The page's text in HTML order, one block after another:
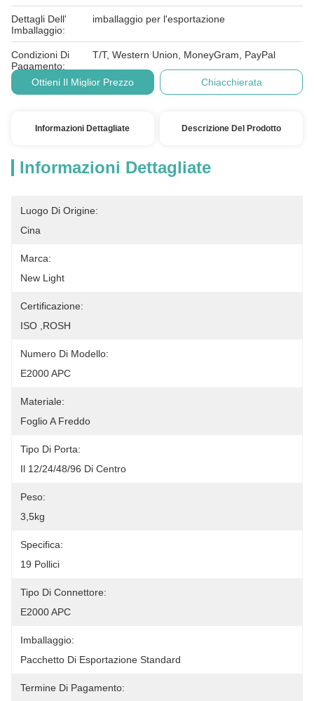
Dettagli Dell'
Imballaggio:
imballaggio per l'esportazione
Condizioni Di
Pagamento:
T/T, Western Union, MoneyGram, PayPal
Ottieni Il Miglior Prezzo Chiacchierata
Informazioni Dettagliate Descrizione Del Prodotto
Informazioni Dettagliate
Luogo Di Origine:
Cina
Marca:
New Light
Certificazione:
ISO ,ROSH
Numero Di Modello:
E2000 APC
Materiale:
Foglio A Freddo
Tipo Di Porta:
Il 12/24/48/96 Di Centro
Peso:
3,5kg
Specifica:
19 Pollici
Tipo Di Connettore:
E2000 APC
Imballaggio:
Pacchetto Di Esportazione Standard
Termine Di Pagamento: